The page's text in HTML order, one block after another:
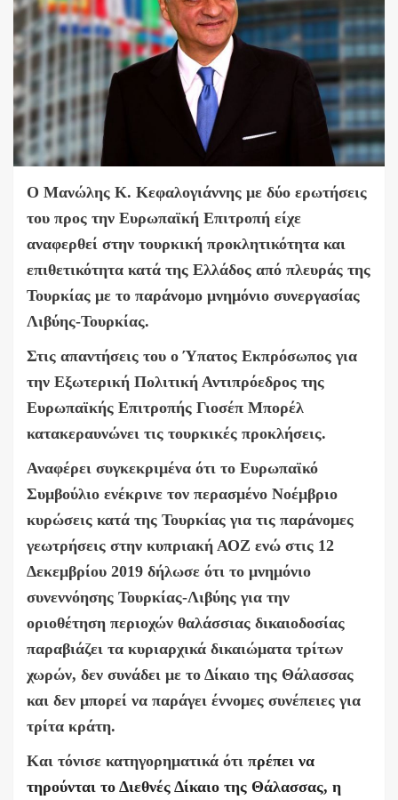
Ο Μανώλης Κ. Κεφαλογιάννης με δύο ερωτήσεις
του προς την Ευρωπαϊκή Επιτροπή είχε
αναφερθεί στην τουρκική προκλητικότητα και
επιθετικότητα κατά της Ελλάδος από πλευράς της
Τουρκίας με το παράνομο μνημόνιο συνεργασίας
Λιβύης-Τουρκίας.
Στις απαντήσεις του ο Ύπατος Εκπρόσωπος για
την Εξωτερική Πολιτική Αντιπρόεδρος της
Ευρωπαϊκής Επιτροπής Γιοσέπ Μπορέλ
κατακεραυνώνει τις τουρκικές προκλήσεις.
Αναφέρει συγκεκριμένα ότι το Ευρωπαϊκό
Συμβούλιο ενέκρινε τον περασμένο Νοέμβριο
κυρώσεις κατά της Τουρκίας για τις παράνομες
γεωτρήσεις στην κυπριακή ΑΟΖ ενώ στις 12
Δεκεμβρίου 2019 δήλωσε ότι το μνημόνιο
συνεννόησης Τουρκίας-Λιβύης για την
οριοθέτηση περιοχών θαλάσσιας δικαιοδοσίας
παραβιάζει τα κυριαρχικά δικαιώματα τρίτων
χωρών, δεν συνάδει με το Δίκαιο της Θάλασσας
και δεν μπορεί να παράγει έννομες συνέπειες για
τρίτα κράτη.
Και τόνισε κατηγορηματικά ότι πρέπει να
τηρούνται το Διεθνές Δίκαιο της Θάλασσας, η